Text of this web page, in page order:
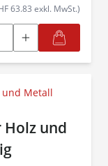
63.83 exkl. MwSt.)
Holz und